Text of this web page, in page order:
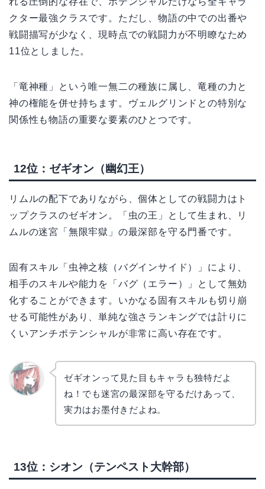
クター最強クラスです。ただし、物語の中での出番や
戦闘描写が少なく、現時点での戦闘力が不明瞭なため
11位としました。
「竜神種」という唯一無二の種族に属し、竜種の力と
神の権能を併せ持ちます。ヴェルグリンドとの特別な
関係性も物語の重要な要素のひとつです。
12位：ゼギオン（幽幻王）
リムルの配下でありながら、個体としての戦闘力はト
ップクラスのゼギオン。「虫の王」として生まれ、リ
ムルの迷宮「無限牢獄」の最深部を守る門番です。
固有スキル「虫神之核（バグインサイド）」により、
相手のスキルや能力を「バグ（エラー）」として無効
化することができます。いかなる固有スキルも切り崩
せる可能性があり、単純な強さランキングでは計りに
くいアンチポテンシャルが非常に高い存在です。
ゼギオンって見た目もキャラも独特だよ
ね！でも迷宮の最深部を守るだけあって、
実力はお墨付きだよね。
13位：シオン（テンペスト大幹部）